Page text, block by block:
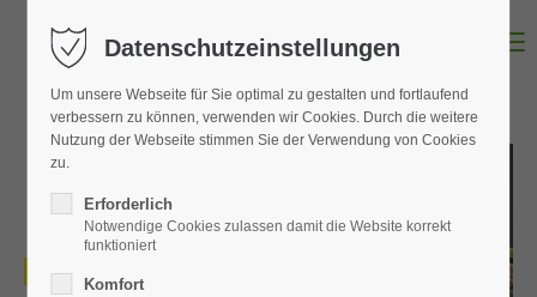
Datenschutzeinstellungen
Um unsere Webseite für Sie optimal zu gestalten und fortlaufend
verbessern zu können, verwenden wir Cookies. Durch die weitere
Nutzung der Webseite stimmen Sie der Verwendung von Cookies
zu.
Erforderlich
Notwendige Cookies zulassen damit die Website korrekt
funktioniert
Komfort